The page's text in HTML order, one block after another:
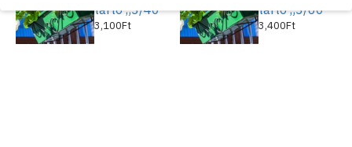
tartó „3/40”
3,100Ft
tartó „3/60”
3,400Ft